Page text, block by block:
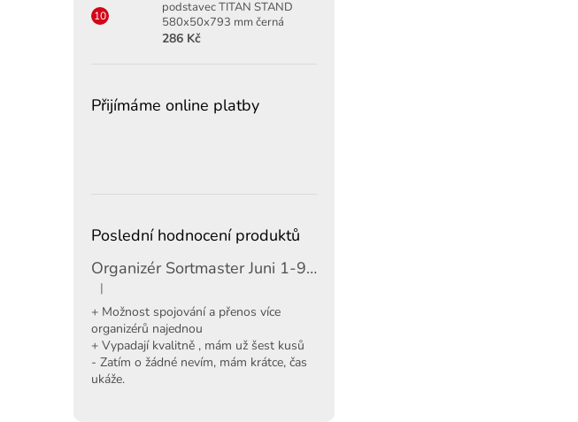
podstavec TITAN STAND
580x50x793 mm černá
286 Kč
Přijímáme online platby
Poslední hodnocení produktů
Organizér Sortmaster Juni 1-97-483
Hodnocení produktu je 5 z 5 hvězdiček.
|
+ Možnost spojování a přenos více
organizérů najednou
+ Vypadají kvalitně , mám už šest kusů
- Zatím o žádné nevím, mám krátce, čas
ukáže.